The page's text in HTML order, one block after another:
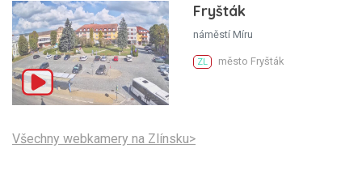
Fryšták
náměstí Míru
ZL město Fryšták
Všechny webkamery na Zlínsku>